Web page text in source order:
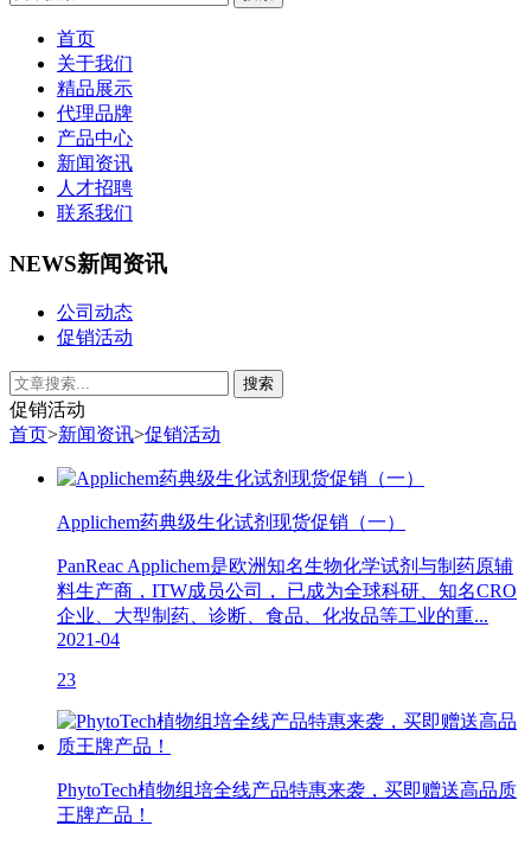
首页
关于我们
精品展示
代理品牌
产品中心
新闻资讯
人才招聘
联系我们
NEWS新闻资讯
公司动态
促销活动
促销活动
首页>新闻资讯>促销活动
Applichem药典级生化试剂现货促销（一）
PanReac Applichem是欧洲知名生物化学试剂与制药原辅
料生产商，ITW成员公司， 已成为全球科研、知名CRO
企业、大型制药、诊断、食品、化妆品等工业的重...
2021-04
23
PhytoTech植物组培全线产品特惠来袭，买即赠送高品质
王牌产品！